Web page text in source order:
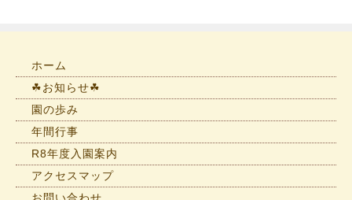
ホーム
☘お知らせ☘
園の歩み
年間行事
R8年度入園案内
アクセスマップ